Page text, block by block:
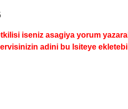
iseniz asagiya yorum
adini bu lsiteye